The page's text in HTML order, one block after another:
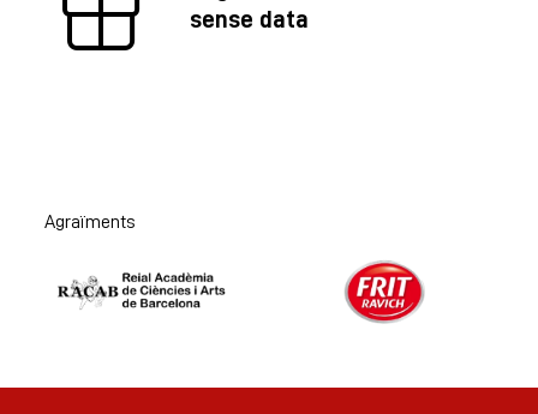
sense data
Agraïments